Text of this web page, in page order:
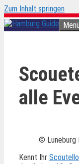
Zum Inhalt springen
Menü
alle
© Lüneburg
Kennt Ihr Scoutello